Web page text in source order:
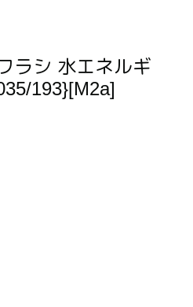
ラシ 水エネルギ
193}[M2a]